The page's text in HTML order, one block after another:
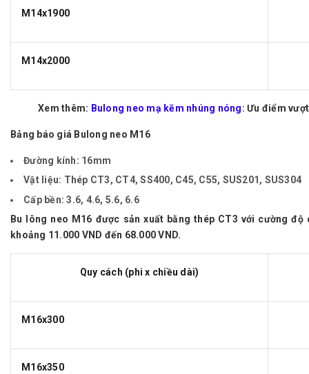
M14x1900
M14x2000
Xem thêm: Bulong neo mạ kẽm nhúng nóng: Ưu điểm
Bảng báo giá Bulong neo M16
Đường kính: 16mm
Vật liệu: Thép CT3, CT4, SS400, C45, C55, SUS201, SUS304
Cấp bền:3.6, 4.6, 5.6, 6.6
Bu lông neo M16 được sản xuất bằng thép CT3 với cường độ
khoảng 11.000 VND đến 68.000 VND.
Quy cách (phi x chiều dài)
M16x300
M16x350